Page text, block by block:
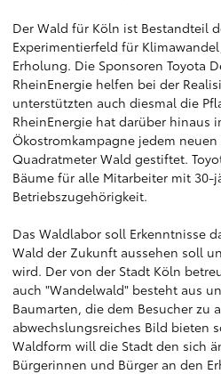
Der Wald für Köln ist Bestandteil
Experimentierfeld für
Erholung. Die Sponsoren Toyota
RheinEnergie helfen bei der
unterstützten auch diesmal die
RheinEnergie hat darüber hinaus
Ökostromkampagne jedem
Quadratmeter Wald gestiftet.
Bäume für alle Mitarbeiter mit 30-
Betriebszugehörigkeit.
Das Waldlabor soll Erkenntnisse
Wald der Zukunft aussehen soll
wird. Der von der Stadt Köln
auch "Wandelwald" besteht aus
Baumarten, die dem Besucher zu
abwechslungsreiches Bild bieten
Waldform will die Stadt den sich
Bürgerinnen und Bürger an den